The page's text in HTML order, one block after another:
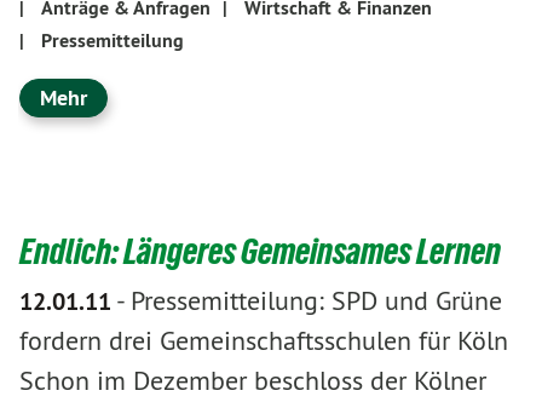
|
Anträge & Anfragen |
Wirtschaft & Finanzen
|
Pressemitteilung
Mehr
Endlich: Längeres Gemeinsames Lernen
12.01.11 - Pressemitteilung: SPD und Grüne
fordern drei Gemeinschaftsschulen für Köln
Schon im Dezember beschloss der Kölner